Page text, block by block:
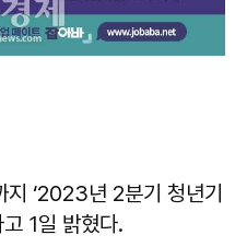
‘2023년 2분기 청년기
1일 밝혔다.